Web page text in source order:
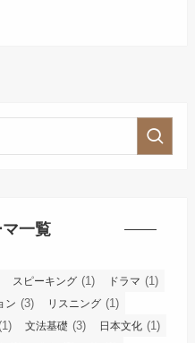
一覧
スピーキング (1) ドラマ (1)
ン (3) リスニング (1)
文法基礎 (3) 日本文化 (1)